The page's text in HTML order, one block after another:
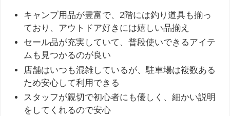
キャンプ用品が豊富で、2階には釣り道具も揃っ
ており、アウトドア好きには嬉しい品揃え
セール品が充実していて、普段使いできるアイテ
ムも見つかるのが良い
店舗はいつも混雑しているが、駐車場は複数ある
ため安心して利用できる
スタッフが親切で初心者にも優しく、細かい説明
をしてくれるので安心